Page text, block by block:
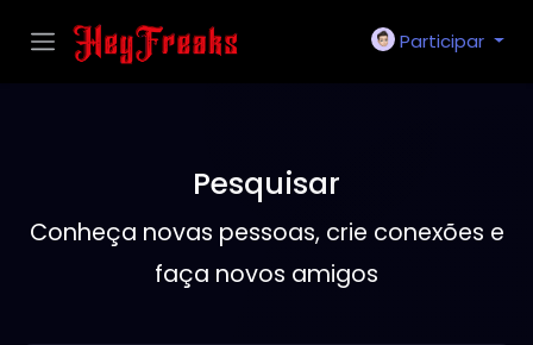
Participar
Pesquisar
Conheça novas pessoas, crie conexões e
faça novos amigos